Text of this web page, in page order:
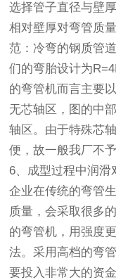
选择管子直径与壁
相对壁厚对弯管质
范：冷弯的钢质管
们的弯胎设计为
的弯管机而言主要
无芯轴区，图的中
轴区。由于特殊芯
便，故一般我厂不
6、成型过程中润滑
企业在传统的弯管
质量，会采取很多
的弯管机，用强度
法。采用高档的弯
要投入非常大的资